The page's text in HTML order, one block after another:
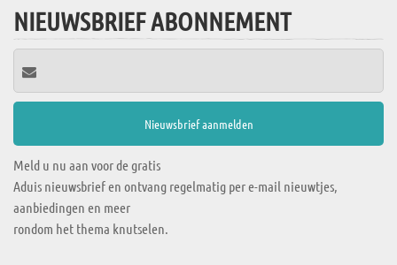
NIEUWSBRIEF ABONNEMENT
Meld u nu aan voor de gratis
Aduis nieuwsbrief en ontvang regelmatig per e-mail nieuwtjes,
aanbiedingen en meer
rondom het thema knutselen.